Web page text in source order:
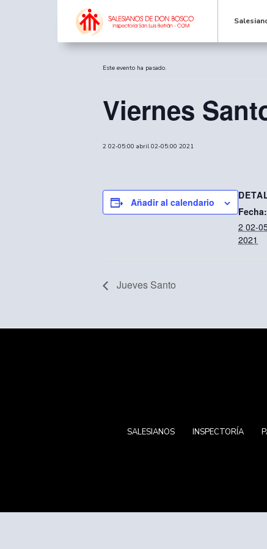
« Todos los Eventos
Este evento ha pasado.
Viernes
2 02-05:00 abril 02-05:00 2021
Añadir al calendario
Fecha:
2 02-
2021
Jueves Santo
SALESIANOS INSPECTORÍA